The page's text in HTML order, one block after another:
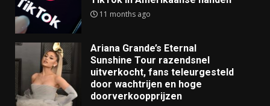
11 months ago
Ariana Grande’s Eternal
Sunshine Tour razendsnel
uitverkocht, fans teleurgesteld
door wachtrijen en hoge
doorverkoopprijzen